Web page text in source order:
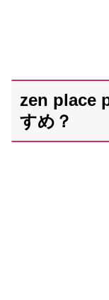
zen place
すめ？